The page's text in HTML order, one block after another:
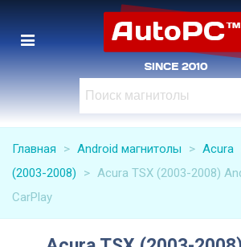
Главная > Android магнитолы > Acura
(2003-2008)
> Acura TSX (2003-2008)
CarPlay